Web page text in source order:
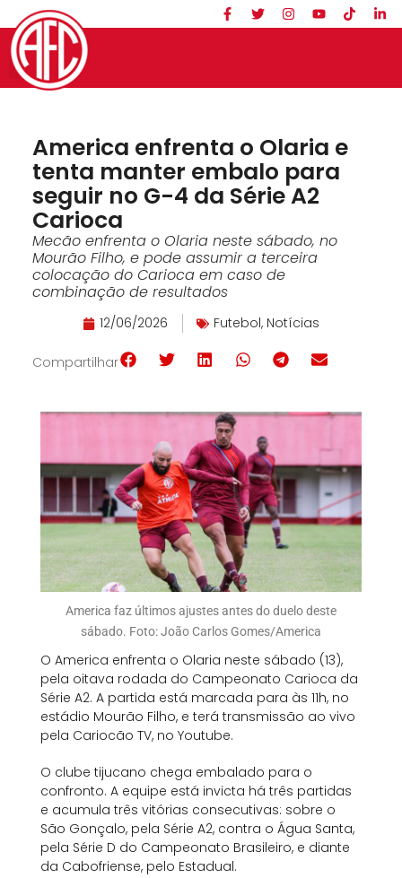
America enfrenta o Olaria e
tenta manter embalo para
seguir no G-4 da Série A2
Carioca
Mecão enfrenta o Olaria neste sábado, no
Mourão Filho, e pode assumir a terceira
colocação do Carioca em caso de
combinação de resultados
12/06/2026 Futebol, Notícias
Compartilhar
America faz últimos ajustes antes do duelo deste
sábado. Foto: João Carlos Gomes/America
O America enfrenta o Olaria neste sábado (13),
pela oitava rodada do Campeonato Carioca da
Série A2. A partida está marcada para às 11h, no
estádio Mourão Filho, e terá transmissão ao vivo
pela Cariocão TV, no Youtube.
O clube tijucano chega embalado para o
confronto. A equipe está invicta há três partidas
e acumula três vitórias consecutivas: sobre o
São Gonçalo, pela Série A2, contra o Água Santa,
pela Série D do Campeonato Brasileiro, e diante
da Cabofriense, pelo Estadual.